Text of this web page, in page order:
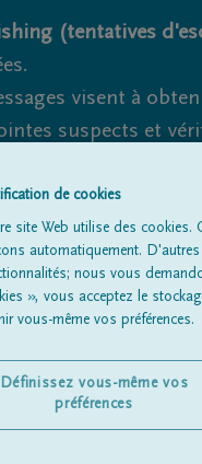
(tentatives
visent à
suspects et
cela. Cependant,
Tous
de cookies
site Web utilise des cookies.
automatiquement.
nous vous
», vous acceptez le
vous-même vos préférences.
Définissez vous-même vos
préférences